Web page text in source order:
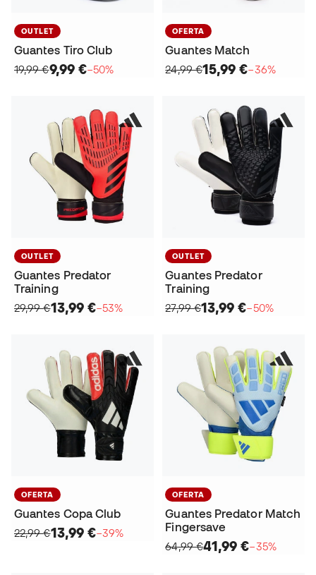
OUTLET
Guantes Tiro Club
19,99 €9,99 €−50%
OFERTA
Guantes Match
24,99 €15,99 €−36%
OUTLET
Guantes Predator
Training
29,99 €13,99 €−53%
OUTLET
Guantes Predator
Training
27,99 €13,99 €−50%
OFERTA
Guantes Copa Club
22,99 €13,99 €−39%
OFERTA
Guantes Predator Match
Fingersave
64,99 €41,99 €−35%